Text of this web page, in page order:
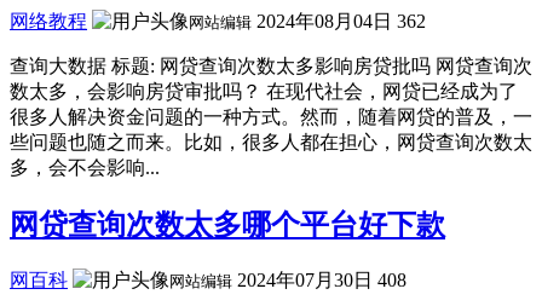
网络教程 网站编辑 2024年08月04日 362
查询大数据 标题: 网贷查询次数太多影响房贷批吗 网贷查询次
数太多，会影响房贷审批吗？ 在现代社会，网贷已经成为了
很多人解决资金问题的一种方式。然而，随着网贷的普及，一
些问题也随之而来。比如，很多人都在担心，网贷查询次数太
多，会不会影响...
网贷查询次数太多哪个平台好下款
网百科 网站编辑 2024年07月30日 408